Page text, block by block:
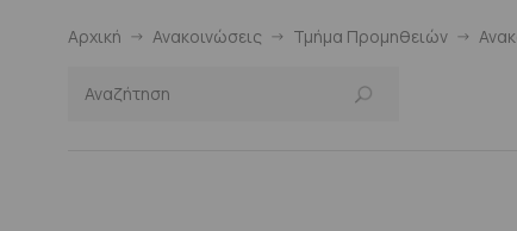
Αρχική Ανακοινώσεις Τμήμα Προμηθειών